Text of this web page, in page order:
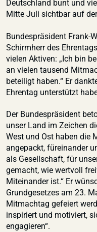
Deutschland bunt und
Mitte Juli sichtbar auf
Bundespräsident Frank-
Schirmherr des
vielen Aktiven: „Ich bin
an vielen tausend
beteiligt haben.“ Er
Ehrentag unterstützt
Der Bundespräsident
unser Land im Zeichen
West und Ost haben die
angepackt, füreinander
als Gesellschaft, für
gemacht, wie wertvoll
Miteinander ist.“ Er
Grundgesetzes am 23.
Mitmachtag gefeiert
inspiriert und motiviert,
engagieren“.